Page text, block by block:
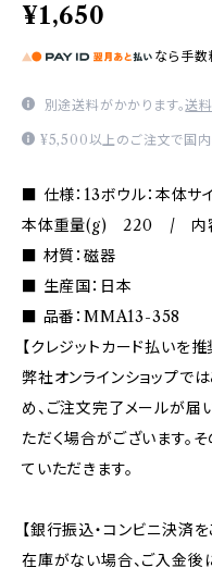
¥1,650
なら 手数
別途送料がかかります。送
¥5,500以上のご注文で国内
■ 仕様：13ボウル：本
本体重量(g) 220 / 内
■ 材質：磁器
■ 生産国：日本
■ 品番：MMA13-358
【クレジットカード払いを推
弊社オンラインショップで
め、ご注文完了メールが届
ただく場合がございます。
ていただきます。
【銀行振込・コンビニ決済
在庫がない場合、ご入金後